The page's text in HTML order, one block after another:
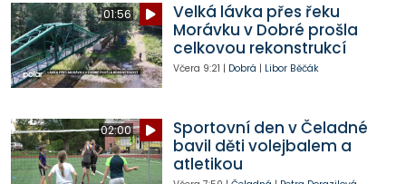
01:56
Velká lávka přes řeku
Morávku v Dobré prošla
celkovou rekonstrukcí
Včera 9:21 | Dobrá | Libor Běčák
02:00
Sportovní den v Čeladné
bavil děti volejbalem a
atletikou